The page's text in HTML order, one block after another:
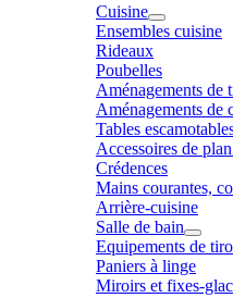
Cuisine
Ensembles cuisine
Rideaux
Poubelles
Aménagements de
Aménagements de
Tables
Accessoires de
Crédences
Mains courantes,
Arrière-cuisine
Salle de bain
Equipements de
Paniers à linge
Miroirs et fixes-